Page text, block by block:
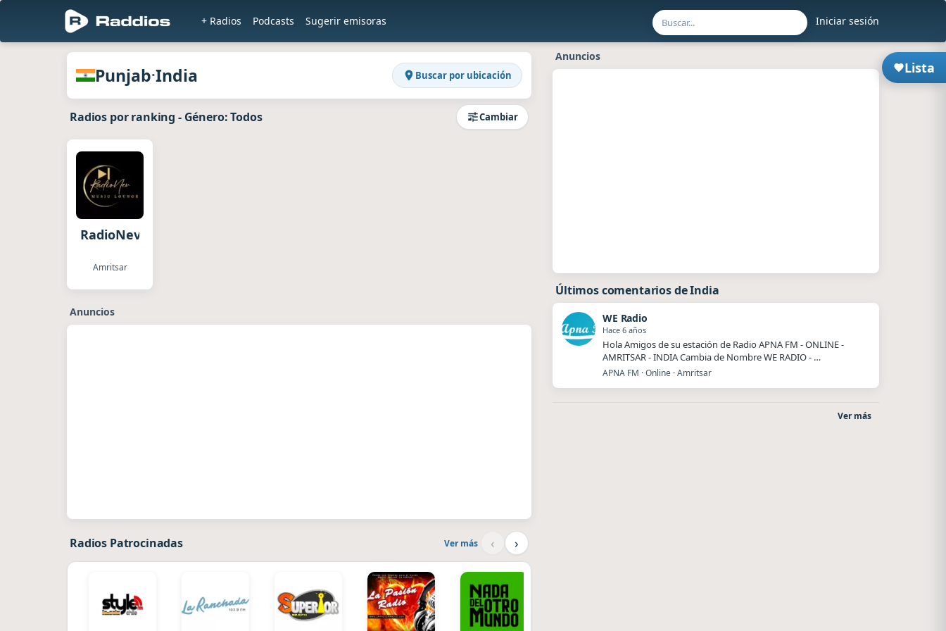
Iniciar sesión
+ Radios Podcasts Sugerir emisoras
Lista
Radios de Punjab · Indiaen Raddios
Punjab·India Buscar por ubicación
Radios por ranking - Género: Todos Cambiar
RadioNev
Amritsar
Anuncios
Radios Patrocinadas Ver más ‹ ›
Anuncios
Últimos comentarios de India
WE Radio
Hace 6 años
Hola Amigos de su estación de Radio APNA FM - ONLINE -
AMRITSAR - INDIA Cambia de Nombre WE RADIO - …
APNA FM · Online · Amritsar
Ver más